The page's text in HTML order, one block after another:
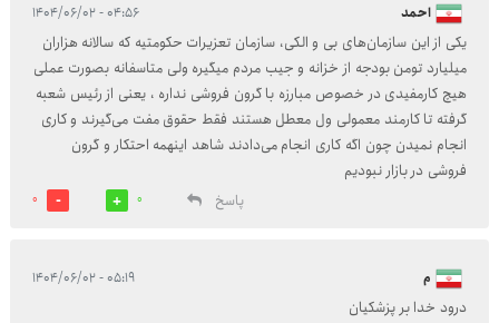
احمد ۰۴:۵۶ - ۱۴۰۴/۰۶/۰۲
یکی از این سازمان‌های بی و الکی، سازمان تعزیرات حکومتیه که سالانه هزاران
میلیارد تومن بودجه از خزانه و جیب مردم میگیره ولی متاسفانه بصورت عملی
هیچ کارمفیدی در خصوص مبارزه با گرون فروشی نداره ، یعنی از رئیس شعبه
گرفته تا کارمند معمولی ول معطل هستند فقط حقوق مفت می‌گیرند و کاری
انجام نمیدن چون اگه کاری انجام می‌دادند شاهد اینهمه احتکار و گرون
فروشی در بازار نبودیم
پاسخ
0
0
م ۰۵:۱۹ - ۱۴۰۴/۰۶/۰۲
درود خدا بر پزشکیان